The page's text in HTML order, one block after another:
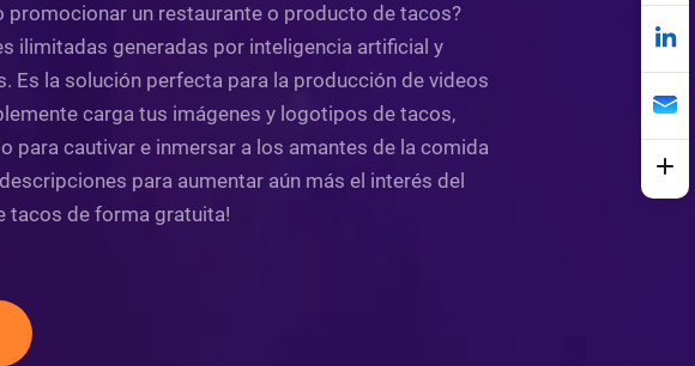
promocionar un restaurante o producto de tacos?
ilimitadas generadas por inteligencia artificial y
la solución perfecta para la producción de videos
carga tus imágenes y logotipos de tacos,
cautivar e inmersar a los amantes de la comida
para aumentar aún más el interés del
tacos de forma gratuita!